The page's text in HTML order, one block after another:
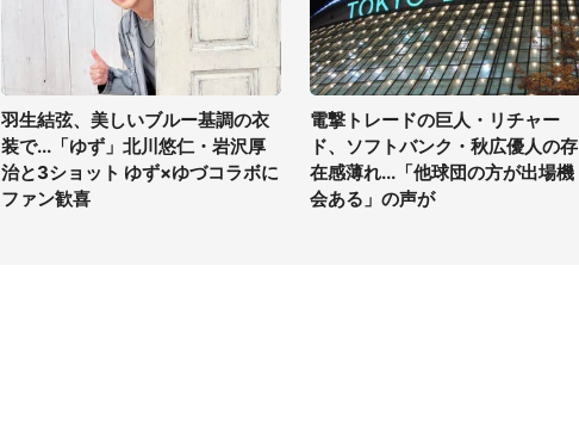
羽生結弦、美しいブルー基調の衣
装で...「ゆず」北川悠仁・岩沢厚
治と3ショット ゆず×ゆづコラボに
ファン歓喜
電撃トレードの巨人・リチャー
ド、ソフトバンク・秋広優人の存
在感薄れ...「他球団の方が出場機
会ある」の声が